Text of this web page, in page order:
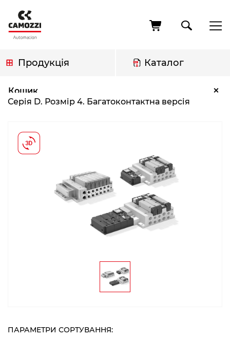
основного
вмісту
Продукція Каталог
Кошик ×
навіґації
Серія D. Розмір 4. Багатоконтактна версія
ПАРАМЕТРИ СОРТУВАННЯ: